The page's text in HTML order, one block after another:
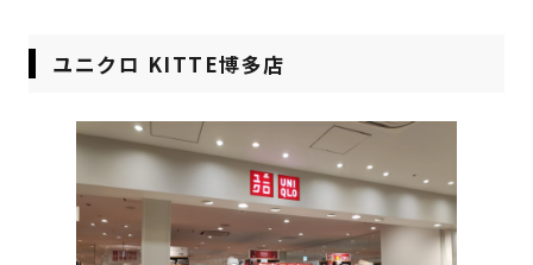
ユニクロ KITTE博多店